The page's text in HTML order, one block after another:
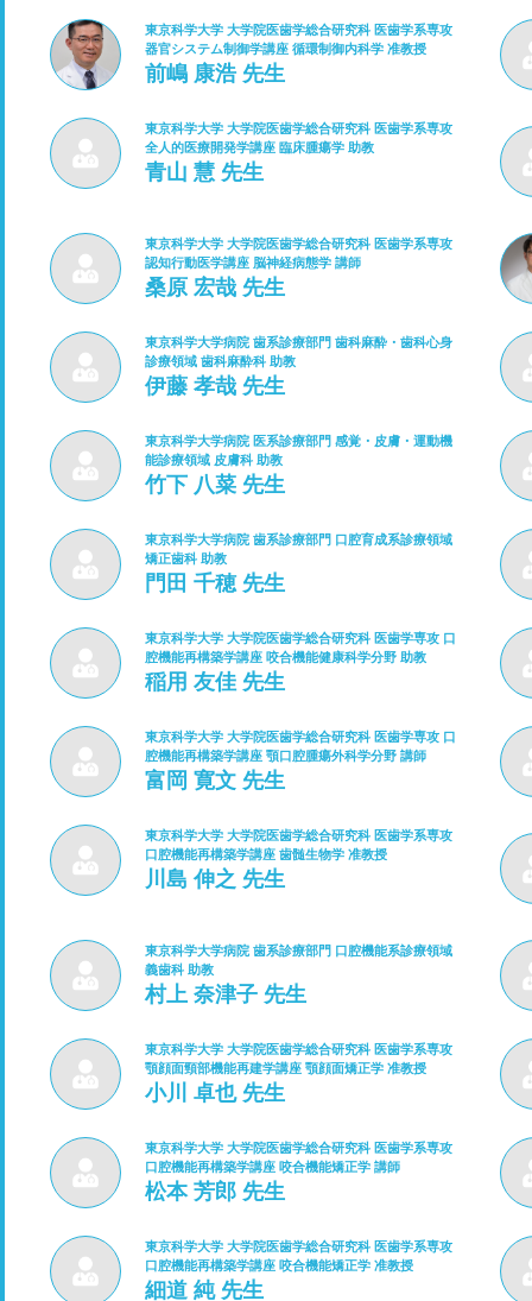
東京科学大学 大学院医歯学総合研究科 医歯学系専攻
器官システム制御学講座 循環制御内科学 准教授
前嶋 康浩 先生
東京科学大学 大学院医歯学総合研究科 医歯学系専攻
全人的医療開発学講座 臨床腫瘍学 助教
青山 慧 先生
東京科学大学 大学院医歯学総合研究科 医歯学系専攻
認知行動医学講座 脳神経病態学 講師
桑原 宏哉 先生
東京科学大学病院 歯系診療部門 歯科麻酔・歯科心身
診療領域 歯科麻酔科 助教
伊藤 孝哉 先生
東京科学大学病院 医系診療部門 感覚・皮膚・運動機
能診療領域 皮膚科 助教
竹下 八菜 先生
東京科学大学病院 歯系診療部門 口腔育成系診療領域
矯正歯科 助教
門田 千穂 先生
東京科学大学 大学院医歯学総合研究科 医歯学専攻 口
腔機能再構築学講座 咬合機能健康科学分野 助教
稲用 友佳 先生
東京科学大学 大学院医歯学総合研究科 医歯学専攻 口
腔機能再構築学講座 顎口腔腫瘍外科学分野 講師
富岡 寛文 先生
東京科学大学 大学院医歯学総合研究科 医歯学系専攻
口腔機能再構築学講座 歯髄生物学 准教授
川島 伸之 先生
東京科学大学病院 歯系診療部門 口腔機能系診療領域
義歯科 助教
村上 奈津子 先生
東京科学大学 大学院医歯学総合研究科 医歯学系専攻
顎顔面頸部機能再建学講座 顎顔面矯正学 准教授
小川 卓也 先生
東京科学大学 大学院医歯学総合研究科 医歯学系専攻
口腔機能再構築学講座 咬合機能矯正学 講師
松本 芳郎 先生
東京科学大学 大学院医歯学総合研究科 医歯学系専攻
口腔機能再構築学講座 咬合機能矯正学 准教授
細道 純 先生